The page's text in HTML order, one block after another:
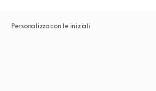
Personalizza con le iniziali